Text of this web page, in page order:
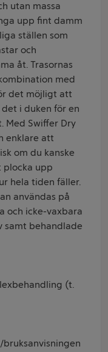
utan massa
upp fint damm
ställen som
och
åt. Trasornas
med
det möjligt att
i duken för en
Med Swiffer Dry
enklare att
om du kanske
plocka upp
hela tiden fäller.
användas på
och icke-vaxbara
samt behandlade
(t.